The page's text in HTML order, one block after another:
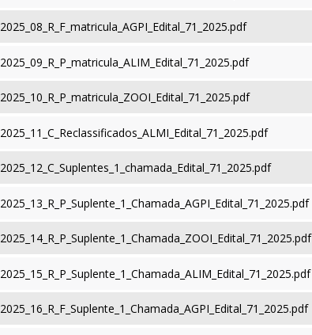
2025_08_R_F_matricula_AGPI_Edital_71_2025.pdf
2025_09_R_P_matricula_ALIM_Edital_71_2025.pdf
2025_10_R_P_matricula_ZOOI_Edital_71_2025.pdf
2025_11_C_Reclassificados_ALMI_Edital_71_2025.pdf
2025_12_C_Suplentes_1_chamada_Edital_71_2025.pdf
2025_13_R_P_Suplente_1_Chamada_AGPI_Edital_71_2025.pdf
2025_14_R_P_Suplente_1_Chamada_ZOOI_Edital_71_2025.pdf
2025_15_R_P_Suplente_1_Chamada_ALIM_Edital_71_2025.pdf
2025_16_R_F_Suplente_1_Chamada_AGPI_Edital_71_2025.pdf